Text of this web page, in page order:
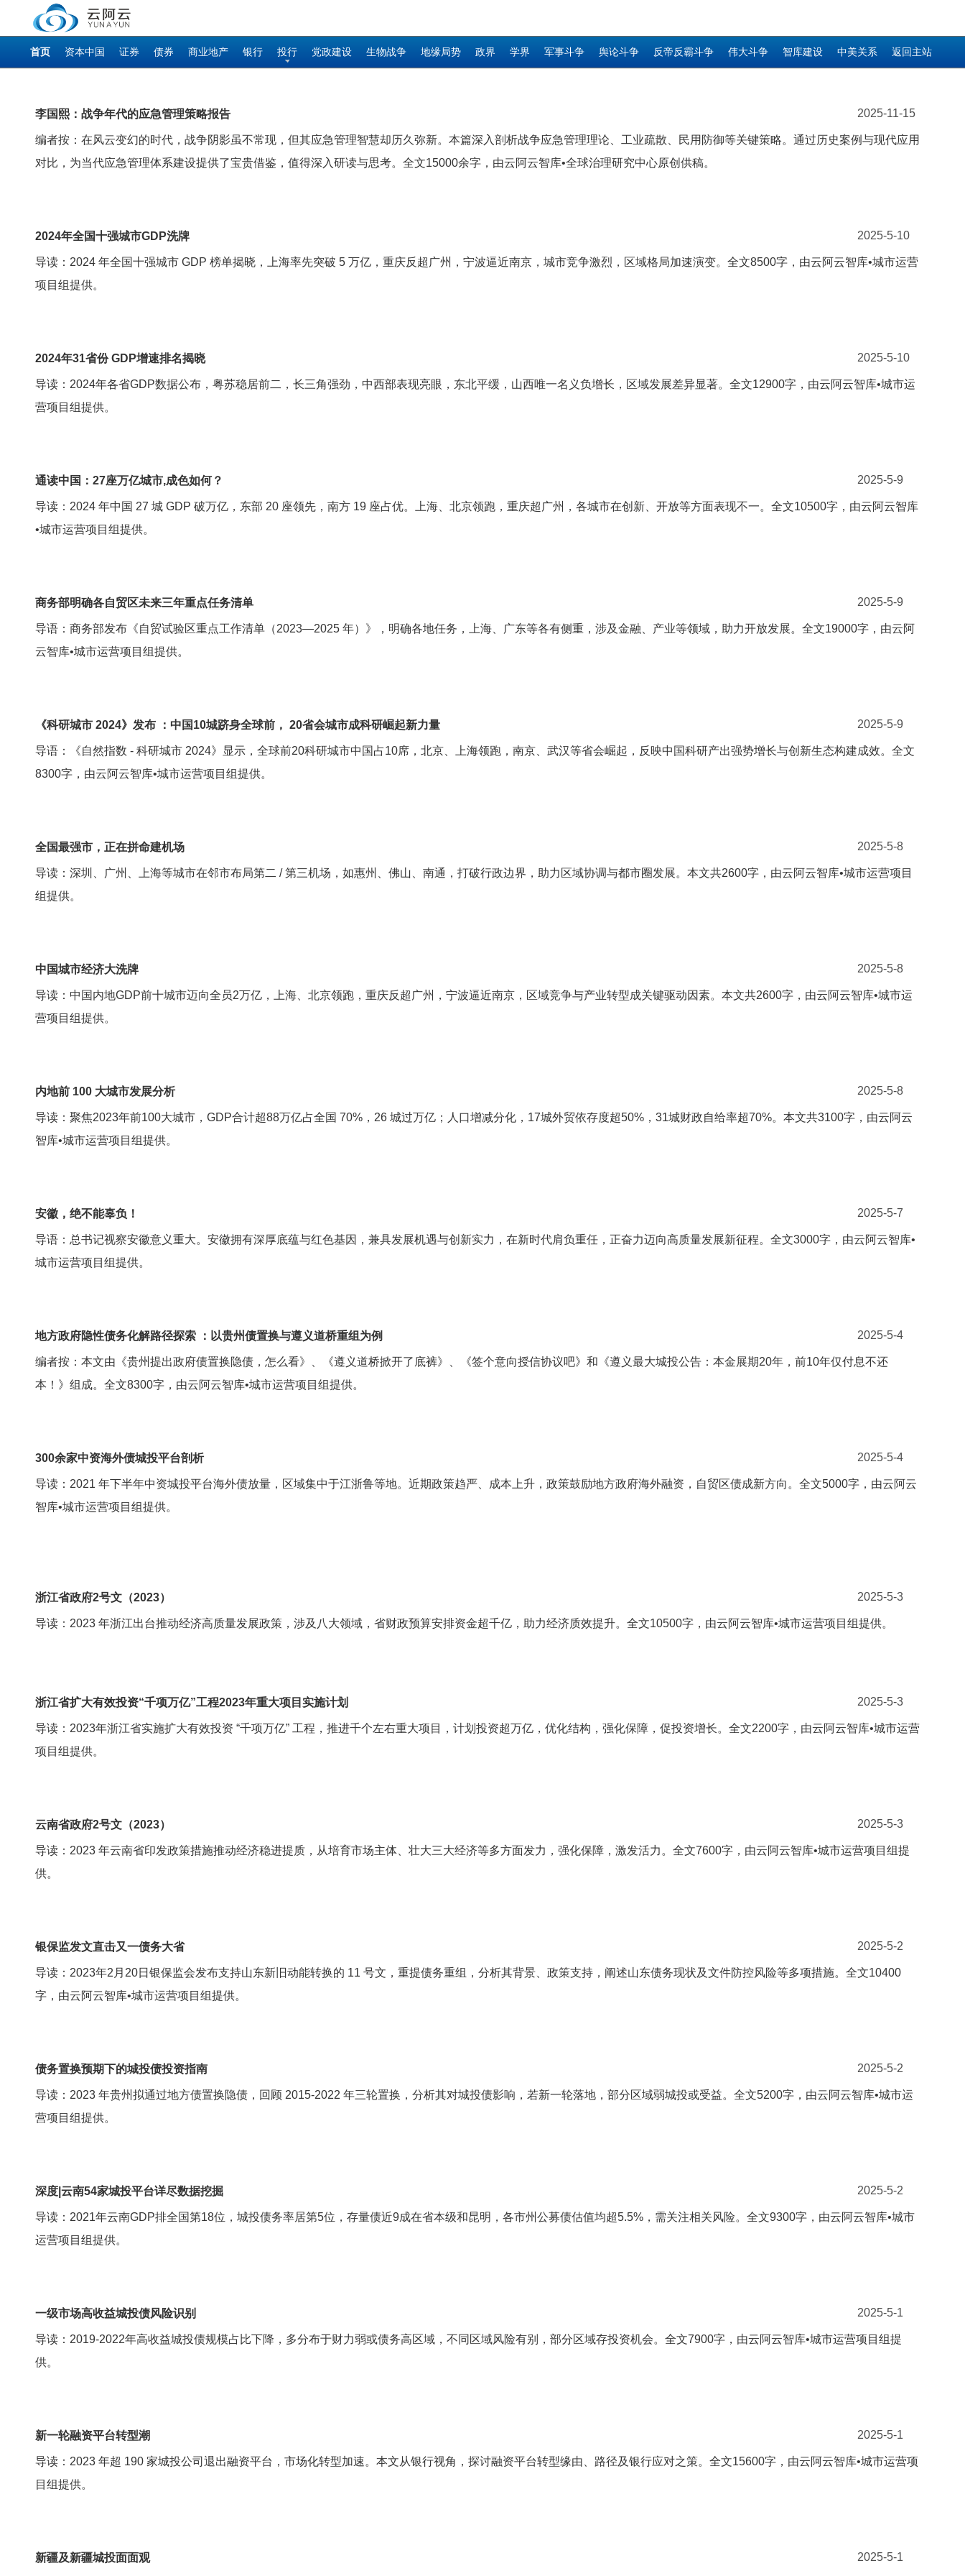
首页 资本中国 证券 债券 商业地产 银行 投行 党政建设 生物战争 地缘局势 政界 学界 军事斗争 舆论斗争 反帝反霸斗争 伟大斗争 智库建设 中美关系 返回主站
李国熙：战争年代的应急管理策略报告 2025-11-15
编者按：在风云变幻的时代，战争阴影虽不常现，但其应急管理智慧却历久弥新。本篇深入剖析战争应急管理理论、工业疏散、民用防御等关键策略。通过历史案例与现代应用
对比，为当代应急管理体系建设提供了宝贵借鉴，值得深入研读与思考。全文15000余字，由云阿云智库•全球治理研究中心原创供稿。
2024年全国十强城市GDP洗牌 2025-5-10
导读：2024 年全国十强城市 GDP 榜单揭晓，上海率先突破 5 万亿，重庆反超广州，宁波逼近南京，城市竞争激烈，区域格局加速演变。全文8500字，由云阿云智库•城市运营
项目组提供。
2024年31省份 GDP增速排名揭晓 2025-5-10
导读：2024年各省GDP数据公布，粤苏稳居前二，长三角强劲，中西部表现亮眼，东北平缓，山西唯一名义负增长，区域发展差异显著。全文12900字，由云阿云智库•城市运
营项目组提供。
通读中国：27座万亿城市,成色如何？ 2025-5-9
导读：2024 年中国 27 城 GDP 破万亿，东部 20 座领先，南方 19 座占优。上海、北京领跑，重庆超广州，各城市在创新、开放等方面表现不一。全文10500字，由云阿云智库
•城市运营项目组提供。
商务部明确各自贸区未来三年重点任务清单 2025-5-9
导语：商务部发布《自贸试验区重点工作清单（2023—2025 年）》，明确各地任务，上海、广东等各有侧重，涉及金融、产业等领域，助力开放发展。全文19000字，由云阿
云智库•城市运营项目组提供。
《科研城市 2024》发布 ：中国10城跻身全球前， 20省会城市成科研崛起新力量 2025-5-9
导语：《自然指数 - 科研城市 2024》显示，全球前20科研城市中国占10席，北京、上海领跑，南京、武汉等省会崛起，反映中国科研产出强势增长与创新生态构建成效。全文
8300字，由云阿云智库•城市运营项目组提供。
全国最强市，正在拼命建机场 2025-5-8
导读：深圳、广州、上海等城市在邻市布局第二 / 第三机场，如惠州、佛山、南通，打破行政边界，助力区域协调与都市圈发展。本文共2600字，由云阿云智库•城市运营项目
组提供。
中国城市经济大洗牌 2025-5-8
导读：中国内地GDP前十城市迈向全员2万亿，上海、北京领跑，重庆反超广州，宁波逼近南京，区域竞争与产业转型成关键驱动因素。本文共2600字，由云阿云智库•城市运
营项目组提供。
内地前 100 大城市发展分析 2025-5-8
导读：聚焦2023年前100大城市，GDP合计超88万亿占全国 70%，26 城过万亿；人口增减分化，17城外贸依存度超50%，31城财政自给率超70%。本文共3100字，由云阿云
智库•城市运营项目组提供。
安徽，绝不能辜负！ 2025-5-7
导语：总书记视察安徽意义重大。安徽拥有深厚底蕴与红色基因，兼具发展机遇与创新实力，在新时代肩负重任，正奋力迈向高质量发展新征程。全文3000字，由云阿云智库•
城市运营项目组提供。
地方政府隐性债务化解路径探索 ：以贵州债置换与遵义道桥重组为例 2025-5-4
编者按：本文由《贵州提出政府债置换隐债，怎么看》、《遵义道桥掀开了底裤》、《签个意向授信协议吧》和《遵义最大城投公告：本金展期20年，前10年仅付息不还
本！》组成。全文8300字，由云阿云智库•城市运营项目组提供。
300余家中资海外债城投平台剖析 2025-5-4
导读：2021 年下半年中资城投平台海外债放量，区域集中于江浙鲁等地。近期政策趋严、成本上升，政策鼓励地方政府海外融资，自贸区债成新方向。全文5000字，由云阿云
智库•城市运营项目组提供。
浙江省政府2号文（2023） 2025-5-3
导读：2023 年浙江出台推动经济高质量发展政策，涉及八大领域，省财政预算安排资金超千亿，助力经济质效提升。全文10500字，由云阿云智库•城市运营项目组提供。
浙江省扩大有效投资“千项万亿”工程2023年重大项目实施计划 2025-5-3
导读：2023年浙江省实施扩大有效投资 “千项万亿” 工程，推进千个左右重大项目，计划投资超万亿，优化结构，强化保障，促投资增长。全文2200字，由云阿云智库•城市运营
项目组提供。
云南省政府2号文（2023） 2025-5-3
导读：2023 年云南省印发政策措施推动经济稳进提质，从培育市场主体、壮大三大经济等多方面发力，强化保障，激发活力。全文7600字，由云阿云智库•城市运营项目组提
供。
银保监发文直击又一债务大省 2025-5-2
导读：2023年2月20日银保监会发布支持山东新旧动能转换的 11 号文，重提债务重组，分析其背景、政策支持，阐述山东债务现状及文件防控风险等多项措施。全文10400
字，由云阿云智库•城市运营项目组提供。
债务置换预期下的城投债投资指南 2025-5-2
导读：2023 年贵州拟通过地方债置换隐债，回顾 2015-2022 年三轮置换，分析其对城投债影响，若新一轮落地，部分区域弱城投或受益。全文5200字，由云阿云智库•城市运
营项目组提供。
深度|云南54家城投平台详尽数据挖掘 2025-5-2
导读：2021年云南GDP排全国第18位，城投债务率居第5位，存量债近9成在省本级和昆明，各市州公募债估值均超5.5%，需关注相关风险。全文9300字，由云阿云智库•城市
运营项目组提供。
一级市场高收益城投债风险识别 2025-5-1
导读：2019-2022年高收益城投债规模占比下降，多分布于财力弱或债务高区域，不同区域风险有别，部分区域存投资机会。全文7900字，由云阿云智库•城市运营项目组提
供。
新一轮融资平台转型潮 2025-5-1
导读：2023 年超 190 家城投公司退出融资平台，市场化转型加速。本文从银行视角，探讨融资平台转型缘由、路径及银行应对之策。全文15600字，由云阿云智库•城市运营项
目组提供。
新疆及新疆城投面面观 2025-5-1